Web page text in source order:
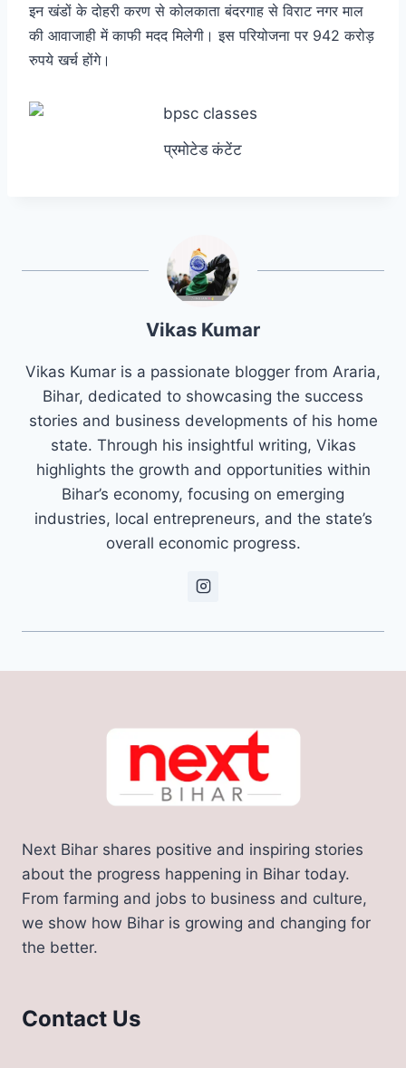
इन खंडों के दोहरी करण से कोलकाता बंदरगाह से विराट नगर माल
की आवाजाही में काफी मदद मिलेगी। इस परियोजना पर 942 करोड़
रुपये खर्च होंगे।
प्रमोटेड कंटेंट
Vikas Kumar
Vikas Kumar is a passionate blogger from Araria,
Bihar, dedicated to showcasing the success
stories and business developments of his home
state. Through his insightful writing, Vikas
highlights the growth and opportunities within
Bihar’s economy, focusing on emerging
industries, local entrepreneurs, and the state’s
overall economic progress.
Next Bihar shares positive and inspiring stories
about the progress happening in Bihar today.
From farming and jobs to business and culture,
we show how Bihar is growing and changing for
the better.
Contact Us